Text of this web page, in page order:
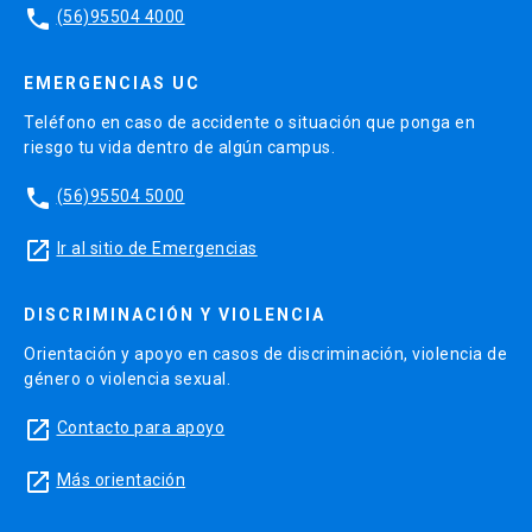
phone (56)95504 4000
EMERGENCIAS UC
Teléfono en caso de accidente o situación que ponga en
riesgo tu vida dentro de algún campus.
phone (56)95504 5000
launch Ir al sitio de Emergencias
DISCRIMINACIÓN Y VIOLENCIA
Orientación y apoyo en casos de discriminación, violencia de
género o violencia sexual.
launch Contacto para apoyo
launch Más orientación